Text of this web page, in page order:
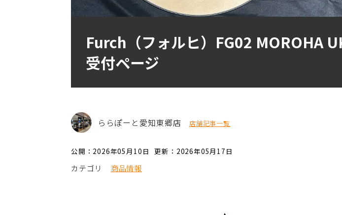
Furch（フォルヒ）FG02 MOROHA
受付ページ
ららぽーと愛知東郷店 店舗記事一覧
公開：2026年05月10日 更新：2026年05月17日
カテゴリ 商品情報